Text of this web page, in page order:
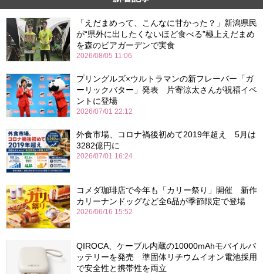
「えだまめって、こんなに甘かった？」新潟県民
が“県外に出したくないほど食べる”極上えだまめ
を森のビアガーデンで実食
2026/08/05 11:06
プリングルズ×ウルトラマンの新フレーバー「ガ
ーリックバター」発表 片寄涼太さんが祝福イベ
ントに登場
2026/07/01 22:12
外食市場、コロナ禍後初めて2019年超え 5月は
3282億円に
2026/07/01 16:24
コメダ珈琲店で今年も「カリー祭り」開催 新作
カリーナンドッグなど全6品が季節限定で登場
2026/06/16 15:52
QIROCA、ケーブル内蔵の10000mAhモバイルバ
ッテリーを発売 準固体リチウムイオン電池採用
で安全性と携帯性を両立